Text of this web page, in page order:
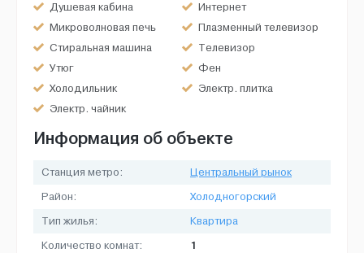
Душевая кабина
Интернет
Микроволновая печь
Плазменный телевизор
Стиральная машина
Телевизор
Утюг
Фен
Холодильник
Электр. плитка
Электр. чайник
Информация об объекте
Станция метро:
Центральный рынок
Район:
Холодногорский
Тип жилья:
Квартира
Количество комнат:
1